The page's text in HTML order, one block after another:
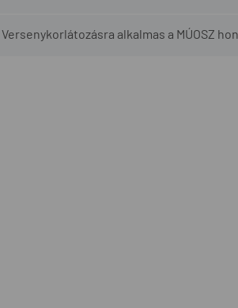
Versenykorlátozásra alkalmas a MÚOSZ